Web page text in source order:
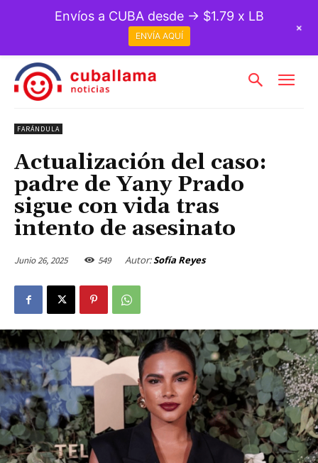
FARÁNDULA
Actualización del caso:
padre de Yany Prado
sigue con vida tras
intento de asesinato
Junio 26, 2025 549 Autor:Sofía Reyes
Envíos a CUBA desde → $1.79 x LB
ENVÍA AQUÍ
+